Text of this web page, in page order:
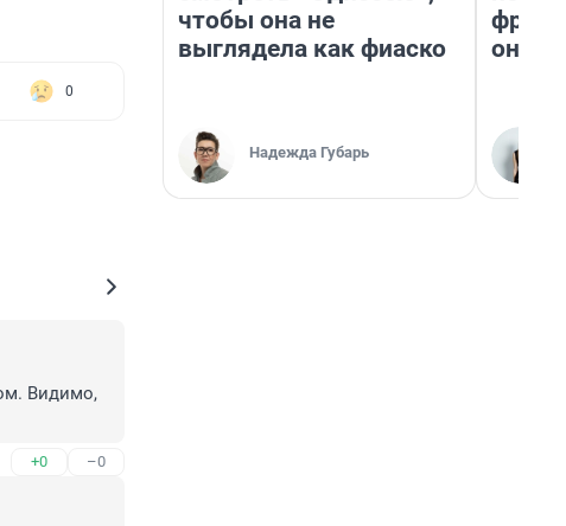
0
Видимо,
+0 –0
чтобы она не
выглядела как фиаско
Надежда Губарь
она